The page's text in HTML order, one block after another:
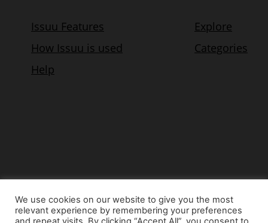
© Copyright 2015 - www.airnews.gr
We use cookies on our website to give you the most
relevant experience by remembering your preferences